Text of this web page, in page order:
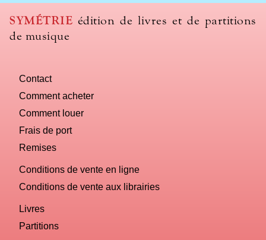
SYMÉTRIE édition de livres et de partitions
de musique
Contact
Comment acheter
Comment louer
Frais de port
Remises
Conditions de vente en ligne
Conditions de vente aux librairies
Livres
Partitions